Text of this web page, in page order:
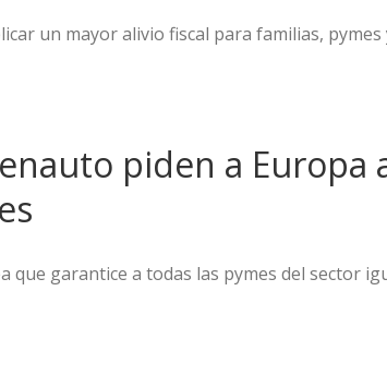
un mayor alivio fiscal para familias,
piden a
que garantice a todas las pymes del sector